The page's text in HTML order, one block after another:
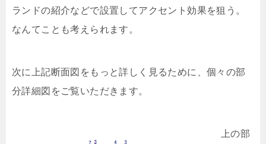
ランドの紹介などで設置してアクセント効果を狙う。
なんてことも考えられます。
次に上記断面図をもっと詳しく見るために、個々の部
分詳細図をご覧いただきます。
上の部